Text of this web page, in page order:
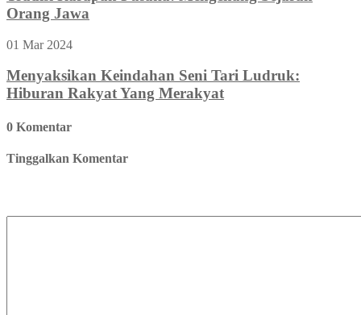
Orang Jawa
01 Mar 2024
Menyaksikan Keindahan Seni Tari Ludruk:
Hiburan Rakyat Yang Merakyat
0 Komentar
Tinggalkan Komentar